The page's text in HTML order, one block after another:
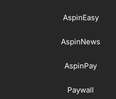
AspinEasy
AspinNews
AspinPay
Paywall